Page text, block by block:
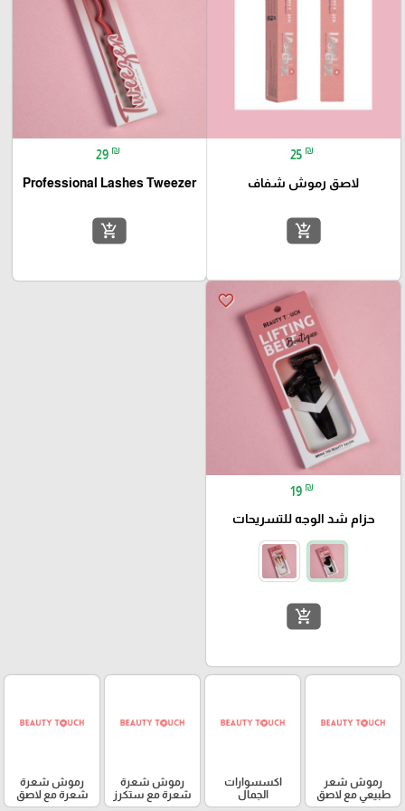
25 ₪
لاصق رموش شفاف
add_shopping_cart
29 ₪
Professional Lashes Tweezer
add_shopping_cart
favorite_border
19 ₪
حزام شد الوجه للتسريحات
add_shopping_cart
رموش شعر
طبيعي مع لاصق
اكسسوارات
الجمال
رموش شعرة
شعرة مع ستكرز
رموش شعرة
شعرة مع لاصق